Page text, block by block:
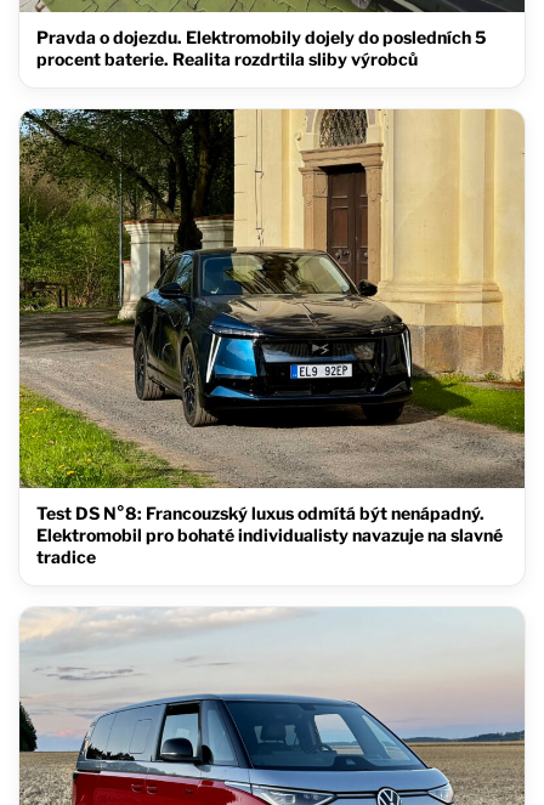
Pravda o dojezdu. Elektromobily dojely do posledních 5
procent baterie. Realita rozdrtila sliby výrobců
Test DS N°8: Francouzský luxus odmítá být nenápadný.
Elektromobil pro bohaté individualisty navazuje na slavné
tradice